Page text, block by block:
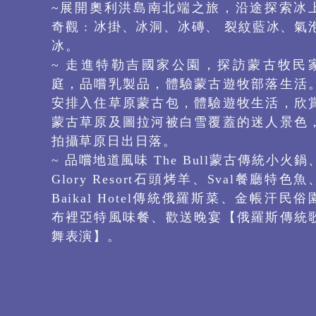
~展開奧利洪島南北端之旅，沿途探索冰
奇觀 : 冰掛、冰洞、冰磚、 裂紋藍冰、氣
冰。
~ 走進特勒吉國家公園，探訪蒙古牧民
庭，品嚐乳製品，體驗蒙古遊牧部落生活
安排入住草原蒙古包，體驗遊牧生活，欣
蒙古草原及圖拉河被白雪覆蓋的迷人景色
拍攝草原日出日落。
~ 品嚐地道⾵味 The Bull蒙古傳統小火鍋
Glory Resort石頭烤羊、Sval餐廳特色魚
Baikal Hotel傳統俄羅斯菜、金帳汗民俗
布裡亞特風味餐、歡送晚宴【俄羅斯傳統
舞表演】。